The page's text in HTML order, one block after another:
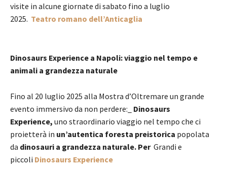
visite in alcune giornate di sabato fino a luglio
2025. Teatro romano dell’Anticaglia
Dinosaurs Experience a Napoli: viaggio nel tempo e
animali a grandezza naturale
Fino al 20 luglio 2025 alla Mostra d’Oltremare un grande
evento immersivo da non perdere:_ Dinosaurs
Experience, uno straordinario viaggio nel tempo che ci
proietterà in un’autentica foresta preistorica popolata
da dinosauri a grandezza naturale. Per Grandi e
piccoli Dinosaurs Experience